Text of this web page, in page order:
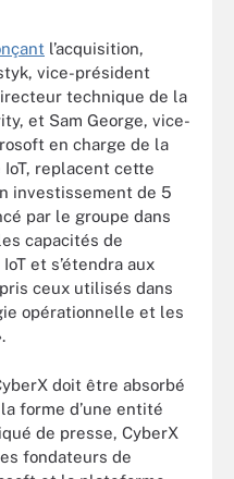
l’acquisition,
vice-président
technique de la
et Sam George, vice-
en charge de la
replacent cette
investissement de 5
par le groupe dans
capacités de
et s’étendra aux
ceux utilisés dans
opérationnelle et les
doit être absorbé
forme d’une entité
de presse, CyberX
fondateurs de